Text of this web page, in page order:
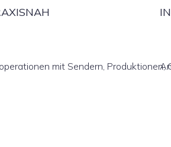
mit Sendern, Produktionen,